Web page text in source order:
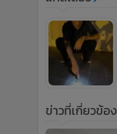
ข่าวที่เกี่ยวข้อง